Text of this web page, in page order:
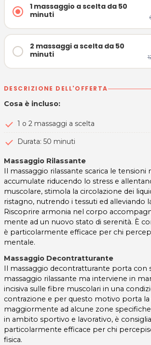
1 massaggio a scelta da 50
minuti
2 massaggi a scelta da 50
minuti
DESCRIZIONE DELL'OFFERTA
Cosa è incluso:
1 o 2 massaggi a scelta
Durata: 50 minuti
Massaggio Rilassante
Il massaggio rilassante scarica le tensioni
accumulate riducendo lo stress e
muscolare, stimola la circolazione dei
ristagno, nutrendo i tessuti ed alleviando
Riscoprire armonia nel corpo
mente ad un nuovo stato di serenità. È
è particolarmente efficace per chi
mentale.
Massaggio Decontratturante
Il massaggio decontratturante porta con
massaggio rilassante ma interviene in
incisiva sulle fibre muscolari in una
contrazione e per questo motivo porta la
maggiormente ad alcune zone
in ambito sportivo e lavorativo, è
particolarmente efficace per chi
fisica.